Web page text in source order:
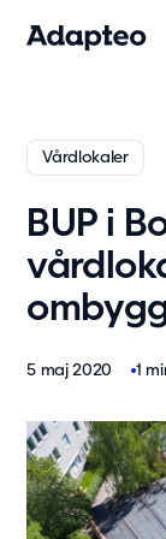
Bygg med
kvalitativa och
Modullösningar
Våra lösningar
Förskola
Kontor
Personalboende
Vårdboende
Vårdlokaler
BUP i
5 maj 2020 1